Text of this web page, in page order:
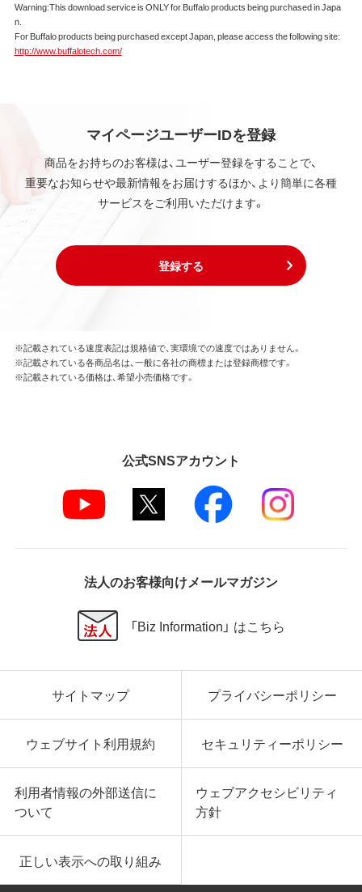
本ソフトウェアは、著作権法その他の無体財産権に関
本ソフトウェアは、本契約に規定される条件のもとで
使用許諾するものであり、販売されるものではなく、
削除してはならないものとします。
第3条 使用制限
本ソフトウェアの用途は、購入商品またはその添付ソ
フトウェアとともに使用することのみとします。
り、逆アセンブル、逆コンパイル、リバースエンジニア
リング、その他の修正を本ソフトウェアに加えること
はできません。
第4条 保証
弊社は、データの消失、業務の中断、逸失利益、精神的
損害等を含め、本ソフトウェアの使用または使用不能
に起因する直接的、間接的、特別、偶発的、結果的、そ
の他いかなる損害にも、一切の責任を負いません。
本契約の締結により、お客様は下記事項に同意するも
のとします。
る可能性があることを認識の上、本ソフトウェアを輸
出または再輸出する場合は、上記の輸出管理関連法規
続きを行うこと。
お客様が現時点で外国為替及び外国貿易法および米
国輸出管理関連法規等により本ソフトウェアのダウ
ンロードについて規制を受けていない者であるこ
本ソフトウェアを現時点で外国為替及び外国貿易法
および米国輸出管理関連法規等により禁止されてい
る大量破壊兵器または通常破壊兵器の開発、設計、製
Warning:This download service is ONLY for Buffalo products being purchased in Japa
n.
For Buffalo products being purchased except Japan, please access the following site:
http://www.buffalotech.com/
マイページユーザーIDを登録
商品をお持ちのお客様は、ユーザー登録をすることで、
重要なお知らせや最新情報をお届けするほか、より簡単に各種
サービスをご利用いただけます。
登録する
※記載されている速度表記は規格値で、実環境での速度ではありません。
※記載されている各商品名は、一般に各社の商標または登録商標です。
※記載されている価格は、希望小売価格です。
公式SNSアカウント
法人のお客様向けメールマガジン
「Biz Information」 はこちら
サイトマップ プライバシーポリシー
ウェブサイト利用規約 セキュリティーポリシー
利用者情報の外部送信に
ついて
ウェブアクセシビリティ
方針
正しい表示への取り組み